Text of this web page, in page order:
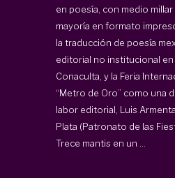
en poesía, con medio
mayoría en formato
la traducción de poesía
editorial no institucional
Conaculta, y la Feria
“Metro de Oro” como una
labor editorial, Luis
Plata (Patronato de las
Trece mantis en un ...